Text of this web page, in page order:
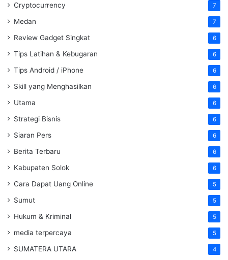
Cryptocurrency 7
Medan 7
Review Gadget Singkat 6
Tips Latihan & Kebugaran 6
Tips Android / iPhone 6
Skill yang Menghasilkan 6
Utama 6
Strategi Bisnis 6
Siaran Pers 6
Berita Terbaru 6
Kabupaten Solok 6
Cara Dapat Uang Online 5
Sumut 5
Hukum & Kriminal 5
media terpercaya 5
SUMATERA UTARA 4